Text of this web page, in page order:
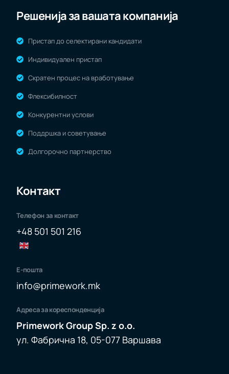
Решенија за вашата компанија
Пристап до селектирани кандидати
Индивидуален пристап
Скратен процес на вработување
Флексибилност
Конкурентни услови
Поддршка и советување
Долгорочно партнерство
Контакт
Телефон за контакт
+48 501 501 216
Е-пошта
info@primework.mk
Адреса за кореспонденција
Primework Group Sp. z o.o.
ул. Фабрична 18, 05-077 Варшава